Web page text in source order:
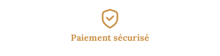
Paiement sécurisé